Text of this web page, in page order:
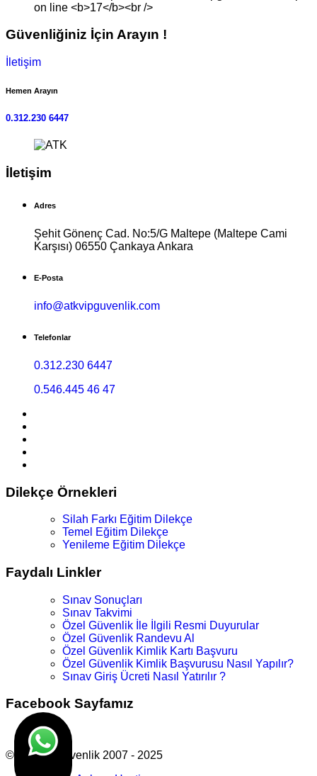
Güvenliğiniz İçin Arayın !
İletişim
Hemen Arayın
0.312.230 6447
İletişim
Adres
Şehit Gönenç Cad. No:5/G Maltepe (Maltepe Cami
Karşısı) 06550 Çankaya Ankara
E-Posta
info@atkvipguvenlik.com
Telefonlar
0.312.230 6447
0.546.445 46 47
Dilekçe Örnekleri
Silah Farkı Eğitim Dilekçe
Temel Eğitim Dilekçe
Yenileme Eğitim Dilekçe
Faydalı Linkler
Sınav Sonuçları
Sınav Takvimi
Özel Güvenlik İle İlgili Resmi Duyurular
Özel Güvenlik Randevu Al
Özel Güvenlik Kimlik Kartı Başvuru
Özel Güvenlik Kimlik Başvurusu Nasıl Yapılır?
Sınav Giriş Ücreti Nasıl Yatırılır ?
Facebook Sayfamız
© Atk Vip Güvenlik 2007 - 2025